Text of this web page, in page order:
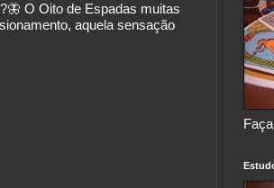
O Oito de Espadas muitas
aquela sensação